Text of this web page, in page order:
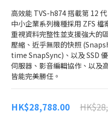
高效能 TVS-h874 搭載第 12
中小企業系列機種採用 ZFS
重視資料完整性並支援強大的
壓縮、近乎無限的快照
time SnapSync)、以及 SSD
伺服器、影音編輯協作、以及
皆能完美勝任。
HK$28,788.00